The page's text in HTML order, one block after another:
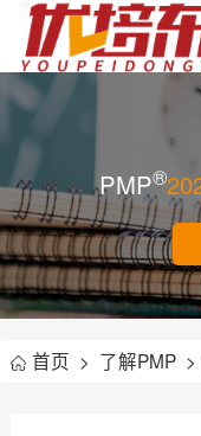
PMP®
首页 > 了解PMP >